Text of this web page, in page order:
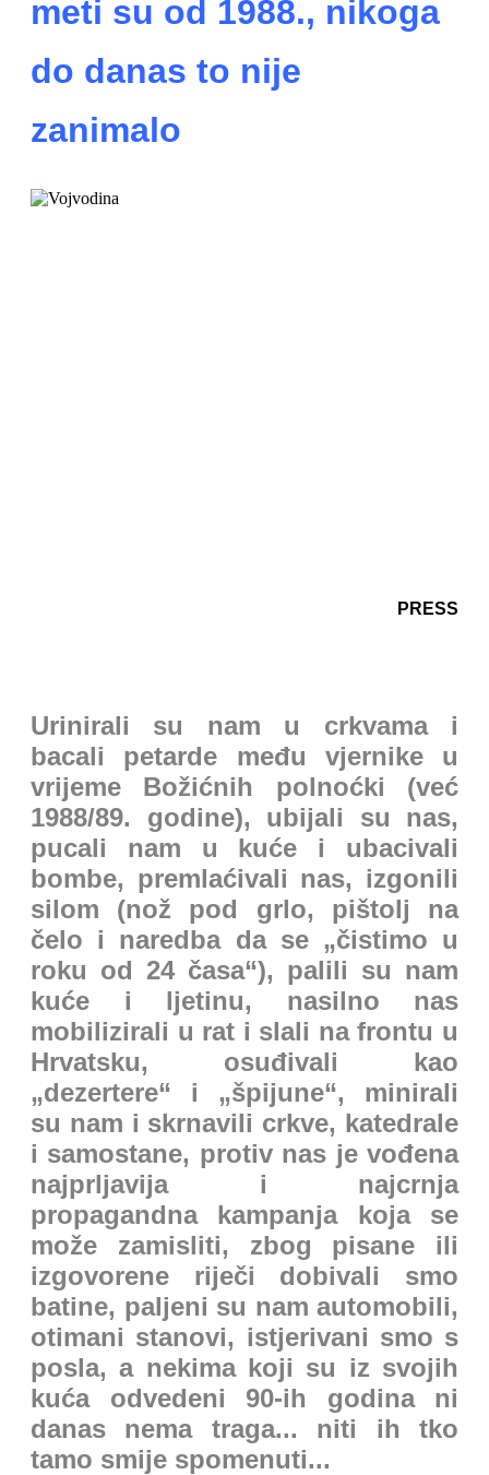
meti su od 1988., nikoga
do danas to nije
zanimalo
PRESS
Urinirali su nam u crkvama i
bacali petarde među vjernike u
vrijeme Božićnih polnoćki (već
1988/89. godine), ubijali su nas,
pucali nam u kuće i ubacivali
bombe, premlaćivali nas, izgonili
silom (nož pod grlo, pištolj na
čelo i naredba da se „čistimo u
roku od 24 časa“), palili su nam
kuće i ljetinu, nasilno nas
mobilizirali u rat i slali na frontu u
Hrvatsku, osuđivali kao
„dezertere“ i „špijune“, minirali
su nam i skrnavili crkve, katedrale
i samostane, protiv nas je vođena
najprljavija i najcrnja
propagandna kampanja koja se
može zamisliti, zbog pisane ili
izgovorene riječi dobivali smo
batine, paljeni su nam automobili,
otimani stanovi, istjerivani smo s
posla, a nekima koji su iz svojih
kuća odvedeni 90-ih godina ni
danas nema traga... niti ih tko
tamo smije spomenuti...